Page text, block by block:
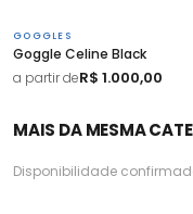
GOGGLES
Goggle Celine Black
a partir deR$ 1.000,00
MAIS DA MESMA
Disponibilidade